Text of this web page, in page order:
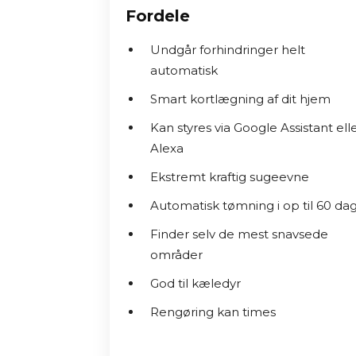
forhindringer som ledninger, sko og
længere behøver at rydde op, før
Denne
hjem at kende og oprette
rengøringen af specifikke områder
stemmekommandoer gennem
Kraftfuldt 3-trins
Roomba 600-serien, kombineret
kantfejebørste, håndterer Roomba j7
og tæpper. ​
Dirt Detect-teknologi
sørger for en mere grundig
Fordele
Undgår forhindringer helt
automatisk
Smart kortlægning af dit hjem
Kan styres via Google Assistant
Alexa
Ekstremt kraftig sugeevne
Automatisk tømning i op til 60
Finder selv de mest snavsede
områder
God til kæledyr
Rengøring kan times